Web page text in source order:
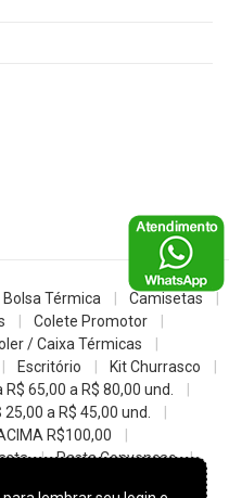
Bolsa Térmica
Camisetas
Colete Promotor
/ Caixa Térmicas
Escritório
Kit Churrasco
65,00 a R$ 80,00 und.
a R$ 45,00 und.
R$100,00
Pasta Convencao